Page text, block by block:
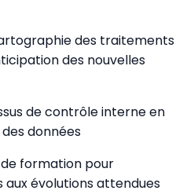
des traitements
des nouvelles
de contrôle interne en
données
de formation pour
aux évolutions attendues